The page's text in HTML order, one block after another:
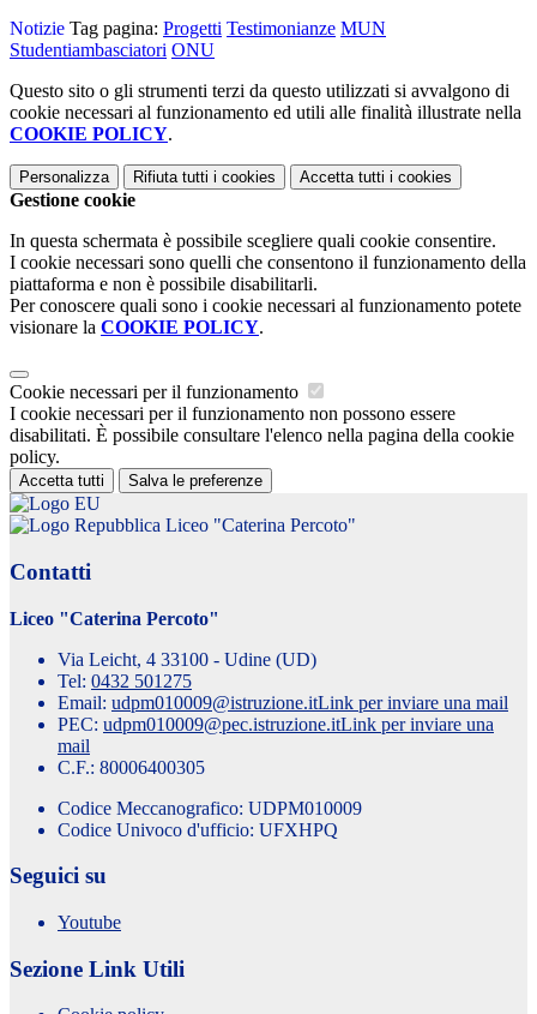
Notizie Tag pagina: Progetti Testimonianze MUN
Studentiambasciatori ONU
Questo sito o gli strumenti terzi da questo utilizzati si avvalgono di
cookie necessari al funzionamento ed utili alle finalità illustrate nella
COOKIE POLICY.
Personalizza Rifiuta tutti i cookies Accetta tutti i cookies
Gestione cookie
In questa schermata è possibile scegliere quali cookie consentire.
I cookie necessari sono quelli che consentono il funzionamento della
piattaforma e non è possibile disabilitarli.
Per conoscere quali sono i cookie necessari al funzionamento potete
visionare la COOKIE POLICY.
Cookie necessari per il funzionamento
I cookie necessari per il funzionamento non possono essere
disabilitati. È possibile consultare l'elenco nella pagina della cookie
policy.
Accetta tutti Salva le preferenze
Liceo "Caterina Percoto"
Contatti
Liceo "Caterina Percoto"
Via Leicht, 4 33100 - Udine (UD)
Tel: 0432 501275
Email: udpm010009@istruzione.itLink per inviare una mail
PEC: udpm010009@pec.istruzione.itLink per inviare una
mail
C.F.: 80006400305
Codice Meccanografico: UDPM010009
Codice Univoco d'ufficio: UFXHPQ
Seguici su
Youtube
Sezione Link Utili